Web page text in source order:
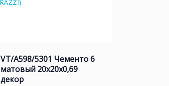
VT/A598/5301 Чементо 6
матовый 20x20x0,69
декор